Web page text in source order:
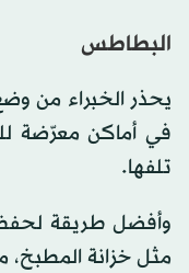
البطاطس
يحذر الخبراء من
في أماكن معرّضة
تلفها.
وأفضل طريقة
مثل خزانة المطبخ،